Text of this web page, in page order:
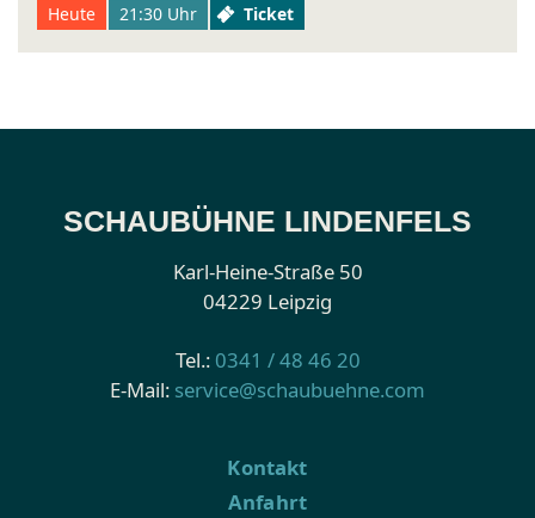
Heute 21:30 Uhr Ticket
SCHAUBÜHNE LINDENFELS
Karl-Heine-Straße 50
04229 Leipzig
Tel.: 0341 / 48 46 20
E-Mail: service@schaubuehne.com
Kontakt
Anfahrt